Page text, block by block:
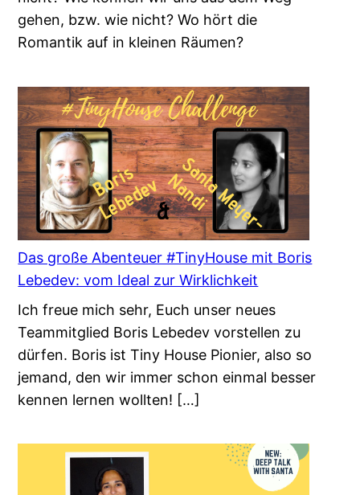
gehen, bzw. wie nicht? Wo hört die
Romantik auf in kleinen Räumen?
Das große Abenteuer #TinyHouse mit Boris
Lebedev: vom Ideal zur Wirklichkeit
Ich freue mich sehr, Euch unser neues
Teammitglied Boris Lebedev vorstellen zu
dürfen. Boris ist Tiny House Pionier, also so
jemand, den wir immer schon einmal besser
kennen lernen wollten! […]